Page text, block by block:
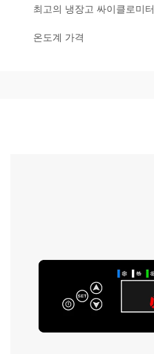
최고의 냉장고 싸이클로미터
온도계 가격